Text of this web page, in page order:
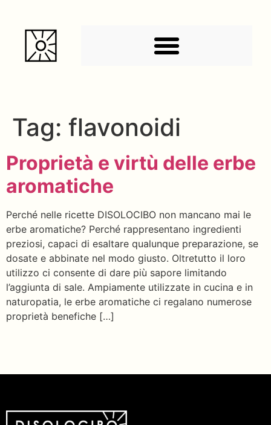
Tag: flavonoidi
Proprietà e virtù delle erbe
aromatiche
Perché nelle ricette DISOLOCIBO non mancano mai le
erbe aromatiche? Perché rappresentano ingredienti
preziosi, capaci di esaltare qualunque preparazione, se
dosate e abbinate nel modo giusto. Oltretutto il loro
utilizzo ci consente di dare più sapore limitando
l’aggiunta di sale. Ampiamente utilizzate in cucina e in
naturopatia, le erbe aromatiche ci regalano numerose
proprietà benefiche […]